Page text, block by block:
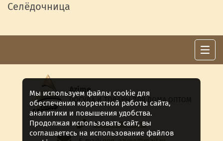
Селёдочница
Azime
ПОСУДА И ТОВАРЫ ДЛЯ ДОМА ОПТОМ
8 (911) 922 -15-12
Мы используем файлы cookie для
обеспечения корректной работы сайта,
аналитики и повышения удобства.
Продолжая использовать сайт, вы
соглашаетесь на использование файлов